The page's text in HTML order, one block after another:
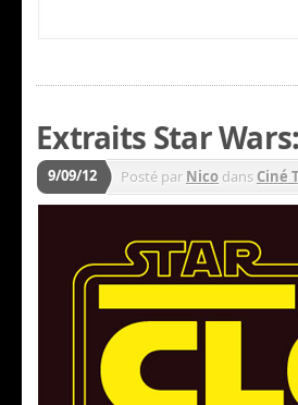
Extraits Star
9/09/12 Posté par Nico dans Ciné